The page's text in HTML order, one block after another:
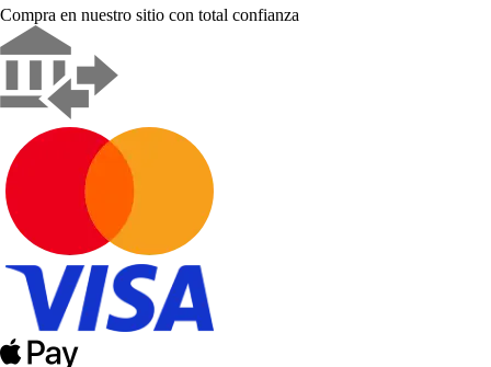
Compra en nuestro sitio con total confianza